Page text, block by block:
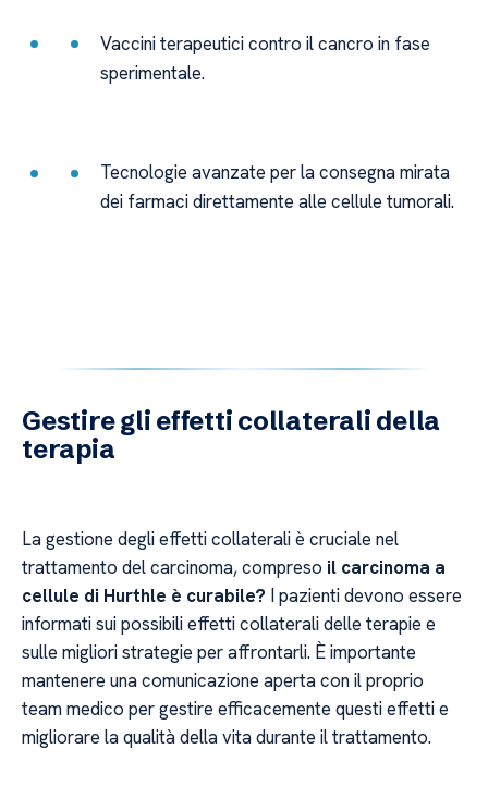
Vaccini terapeutici contro il cancro in fase
sperimentale.
Tecnologie avanzate per la consegna mirata
dei farmaci direttamente alle cellule tumorali.
Gestire gli effetti collaterali della
terapia
La gestione degli effetti collaterali è cruciale nel
trattamento del carcinoma, compreso il carcinoma a
cellule di Hurthle è curabile? I pazienti devono essere
informati sui possibili effetti collaterali delle terapie e
sulle migliori strategie per affrontarli. È importante
mantenere una comunicazione aperta con il proprio
team medico per gestire efficacemente questi effetti e
migliorare la qualità della vita durante il trattamento.